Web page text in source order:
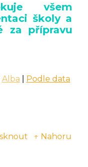
všem
školy a
za přípravu
Alba Podle data
↑ Nahoru